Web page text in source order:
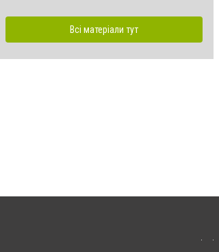
Всі матеріали тут